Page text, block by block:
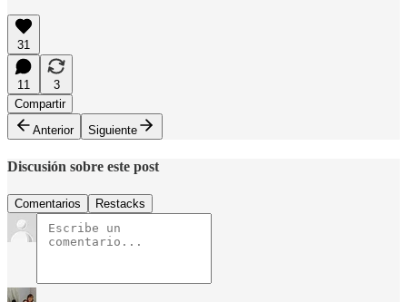
31
11
3
Compartir
Anterior
Siguiente
Discusión sobre este post
Comentarios Restacks